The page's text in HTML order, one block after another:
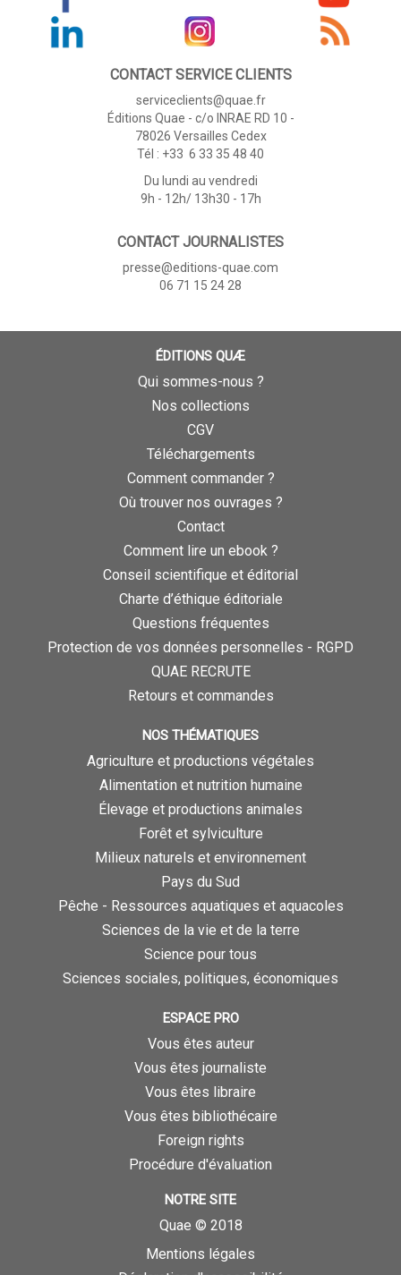
CONTACT SERVICE CLIENTS
serviceclients@quae.fr
Éditions Quae - c/o INRAE RD 10 -
78026 Versailles Cedex
Tél : +33 6 33 35 48 40
Du lundi au vendredi
9h - 12h/ 13h30 - 17h
CONTACT JOURNALISTES
presse@editions-quae.com
06 71 15 24 28
ÉDITIONS QUÆ
Qui sommes-nous ?
Nos collections
CGV
Téléchargements
Comment commander ?
Où trouver nos ouvrages ?
Contact
Comment lire un ebook ?
Conseil scientifique et éditorial
Charte d’éthique éditoriale
Questions fréquentes
Protection de vos données personnelles - RGPD
QUAE RECRUTE
Retours et commandes
NOS THÉMATIQUES
Agriculture et productions végétales
Alimentation et nutrition humaine
Élevage et productions animales
Forêt et sylviculture
Milieux naturels et environnement
Pays du Sud
Pêche - Ressources aquatiques et aquacoles
Sciences de la vie et de la terre
Science pour tous
Sciences sociales, politiques, économiques
ESPACE PRO
Vous êtes auteur
Vous êtes journaliste
Vous êtes libraire
Vous êtes bibliothécaire
Foreign rights
Procédure d'évaluation
NOTRE SITE
Quae © 2018
Mentions légales